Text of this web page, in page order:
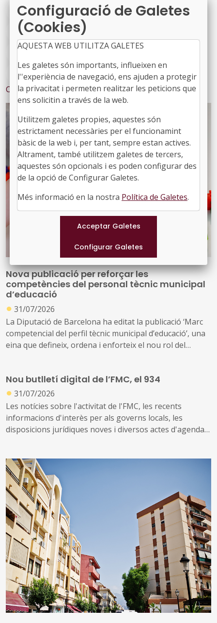
#PINEDADEMAR #PREMIADEMAR
#SABADELL #SANTBOIDELLOBREGAT
#SANTACOLOMADEGRAMENET
#ÀREA DRETS SOCIALS
Contingut relacionat
Nova publicació per reforçar les
competències del personal tècnic municipal
d’educació
● 31/07/2026
La Diputació de Barcelona ha editat la publicació ‘Marc
competencial del perfil tècnic municipal d’educació’, una
eina que defineix, ordena i enforteix el nou rol del
locals
Nou butlletí digital de l’FMC, el 934
● 31/07/2026
Les notícies sobre l'activitat de l'FMC, les recents
informacions d'interès per als governs locals, les
disposicions jurídiques noves i diversos actes d'agenda
Configuració de Galetes
(Cookies)
AQUESTA WEB UTILITZA GALETES
Les galetes són importants, influeixen en
l''experiència de navegació, ens ajuden a protegir
la privacitat i permeten realitzar les peticions que
ens solicitin a través de la web.
Utilitzem galetes propies, aquestes són
estrictament necessàries per el funcionamint
bàsic de la web i, per tant, sempre estan actives.
Altrament, també utilitzem galetes de tercers,
aquestes són opcionals i es poden configurar des
de la opció de Configurar Galetes.
Més informació en la nostra Política de Galetes.